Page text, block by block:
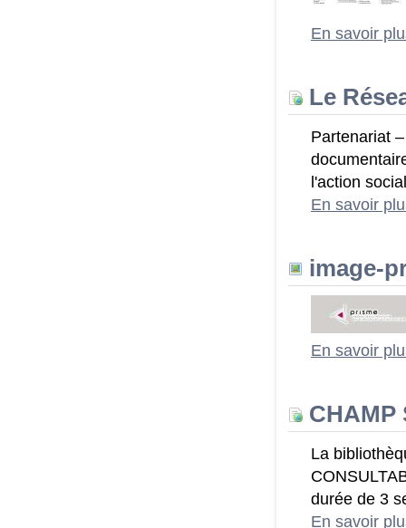
En savoir
Le
Partenariat
l'action
En savoir
image-
En savoir
CHAMP
La
durée de 3
En savoir